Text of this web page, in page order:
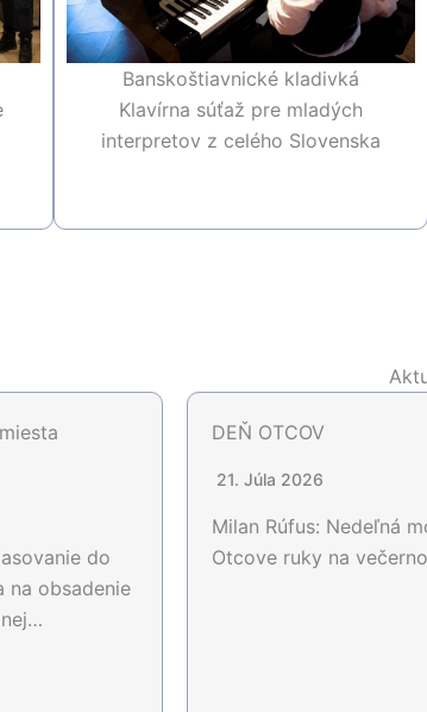
Banskoštiavnické kladivká
Klavírna súťaž pre mladých
interpretov z celého Slovenska
do
na obsadenie
DEŇ OTCOV
21. Júla 2026
Milan Rúfus: Nedeľná
Otcove ruky na